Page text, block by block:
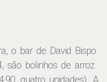
o bar de David Bispo
são bolinhos de arroz
quatro unidades). A